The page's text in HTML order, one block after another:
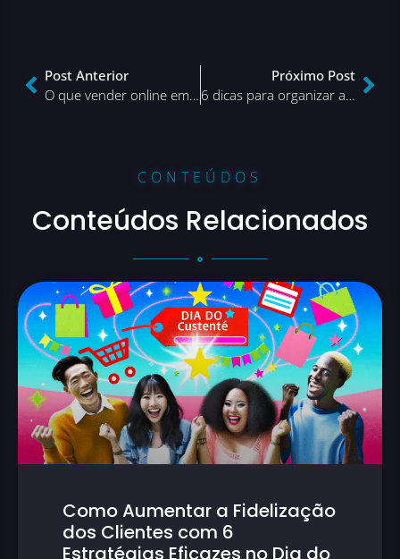
Post Anterior
O que vender online em 2019?
Próximo Post
6 dicas para organizar as contas a pagar de seu negócio online!
CONTEÚDOS
Conteúdos Relacionados
Como Aumentar a Fidelização
dos Clientes com 6
Estratégias Eficazes no Dia do